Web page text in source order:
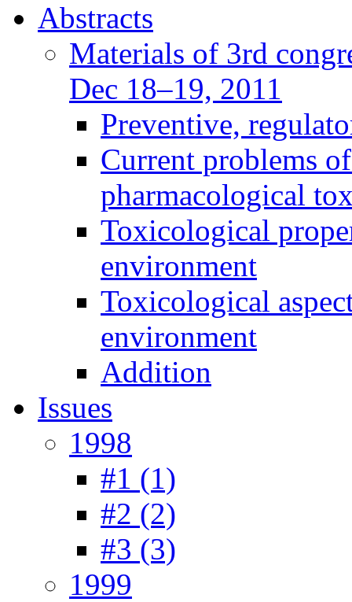
Abstracts
Materials of 3rd
Dec 18–19, 2011
Preventive,
Current problems
pharmacological
Toxicological
environment
Toxicological
environment
Addition
Issues
1998
#1 (1)
#2 (2)
#3 (3)
1999